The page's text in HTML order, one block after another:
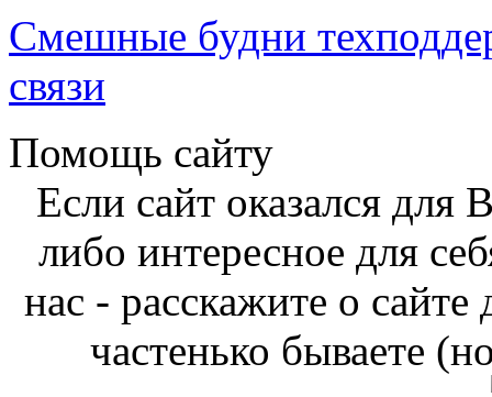
Смешные будни
связи
Помощь сайту
Если сайт оказался
либо интересное для
нас - расскажите о
частенько бываете